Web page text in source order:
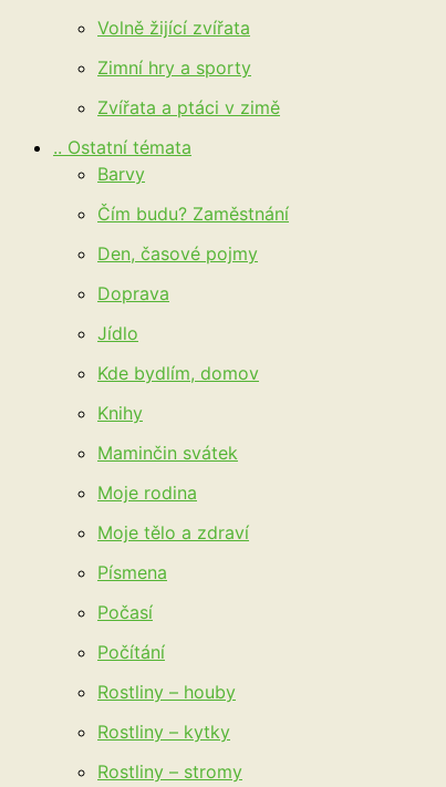
Volně žijící zvířata
Zimní hry a sporty
Zvířata a ptáci v zimě
.. Ostatní témata
Barvy
Čím budu? Zaměstnání
Den, časové pojmy
Doprava
Jídlo
Kde bydlím, domov
Knihy
Maminčin svátek
Moje rodina
Moje tělo a zdraví
Písmena
Počasí
Počítání
Rostliny – houby
Rostliny – kytky
Rostliny – stromy